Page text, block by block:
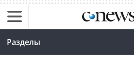
Разделы